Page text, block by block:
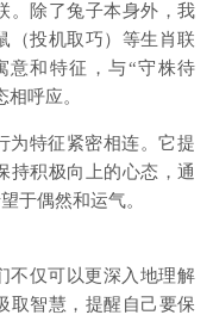
。除了兔子本身外，我
（投机取巧）等生肖联
意和特征，与“守株待
呼应。
为特征紧密相连。它提
持积极向上的心态，通
于偶然和运气。
不仅可以更深入地理解
取智慧，提醒自己要保